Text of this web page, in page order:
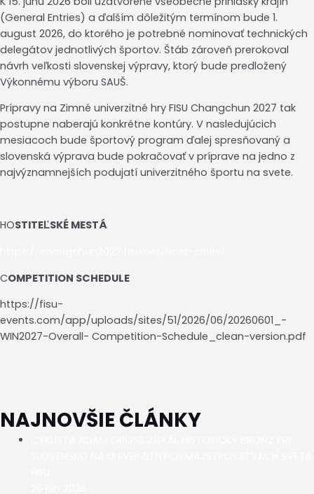
(General Entries) a ďalším dôležitým termínom bude 1.
august 2026, do ktorého je potrebné nominovať technických
delegátov jednotlivých športov. Štáb zároveň prerokoval
návrh veľkosti slovenskej výpravy, ktorý bude predložený
Výkonnému výboru SAUŠ.
Prípravy na Zimné univerzitné hry FISU Changchun 2027 tak
postupne naberajú konkrétne kontúry. V nasledujúcich
mesiacoch bude športový program ďalej spresňovaný a
slovenská výprava bude pokračovať v príprave na jedno z
najvýznamnejších podujatí univerzitného športu na svete.
HOSTITEĽSKÉ MESTÁ
COMPETITION SCHEDULE
https://fisu-
events.com/app/uploads/sites/51/2026/06/20260601_-
WIN2027-Overall- Competition-Schedule_clean-version.pdf
NAJNOVŠIE ČLÁNKY